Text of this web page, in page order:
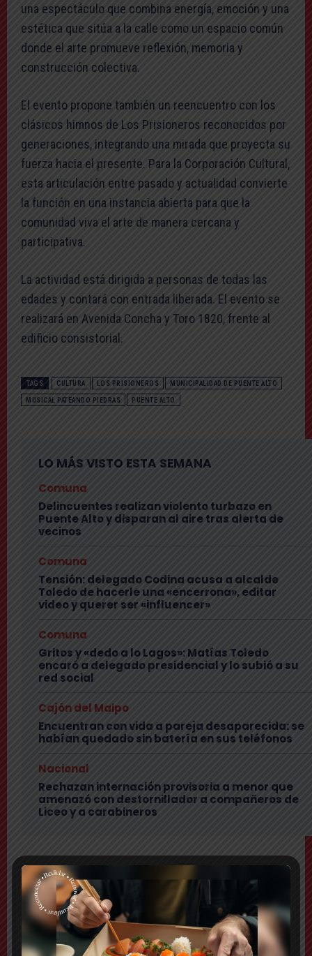
una espectáculo que combina energía, emoción y una
estética que sitúa a la calle como un espacio común
donde el arte promueve reflexión, memoria y
construcción colectiva.
El evento propone también un reencuentro con los
clásicos himnos de Los Prisioneros reconocidos por
generaciones, integrando una mirada que proyecta su
fuerza hacia el presente. Para la Corporación Cultural,
esta articulación entre pasado y actualidad convierte
la función en una instancia abierta para que la
comunidad viva el arte de manera cercana y
participativa.
La actividad está dirigida a personas de todas las
edades y contará con entrada liberada. El evento se
realizará en Avenida Concha y Toro 1820, frente al
edificio consistorial.
TAGS CULTURA LOS PRISIONEROS MUNICIPALIDAD DE PUENTE ALTO
MUSICAL PATEANDO PIEDRAS PUENTE ALTO
LO MÁS VISTO ESTA SEMANA
Comuna
Delincuentes realizan violento turbazo en
Puente Alto y disparan al aire tras alerta de
vecinos
Comuna
Tensión: delegado Codina acusa a alcalde
Toledo de hacerle una «encerrona», editar
video y querer ser «influencer»
Comuna
Gritos y «dedo a lo Lagos»: Matías Toledo
encaró a delegado presidencial y lo subió a su
red social
Cajón del Maipo
Encuentran con vida a pareja desaparecida: se
habían quedado sin batería en sus teléfonos
Nacional
Rechazan internación provisoria a menor que
amenazó con destornillador a compañeros de
Liceo y a carabineros
TEMAS
Comuna
Delincuentes realizan violento turbazo en Puente
Alto y disparan al aire tras alerta de vecinos